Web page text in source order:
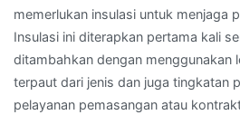
memerlukan insulasi untuk menjaga
Insulasi ini diterapkan pertama kali
ditambahkan dengan menggunakan
terpaut dari jenis dan juga tingkatan
pelayanan pemasangan atau